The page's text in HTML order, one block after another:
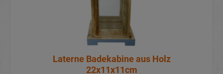
Laterne Badekabine aus Holz
22x11x11cm